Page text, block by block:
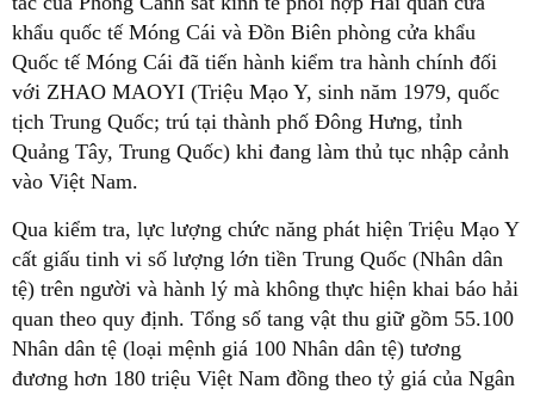
khẩu quốc tế Móng Cái và Đồn Biên phòng cửa khẩu
Quốc tế Móng Cái đã tiến hành kiểm tra hành chính đối
với ZHAO MAOYI (Triệu Mạo Y, sinh năm 1979, quốc
tịch Trung Quốc; trú tại thành phố Đông Hưng, tỉnh
Quảng Tây, Trung Quốc) khi đang làm thủ tục nhập cảnh
vào Việt Nam.
Qua kiểm tra, lực lượng chức năng phát hiện Triệu Mạo Y
cất giấu tinh vi số lượng lớn tiền Trung Quốc (Nhân dân
tệ) trên người và hành lý mà không thực hiện khai báo hải
quan theo quy định. Tổng số tang vật thu giữ gồm 55.100
Nhân dân tệ (loại mệnh giá 100 Nhân dân tệ) tương
đương hơn 180 triệu Việt Nam đồng theo tỷ giá của Ngân